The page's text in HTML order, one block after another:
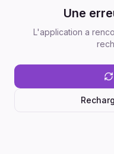
Une
L'application a